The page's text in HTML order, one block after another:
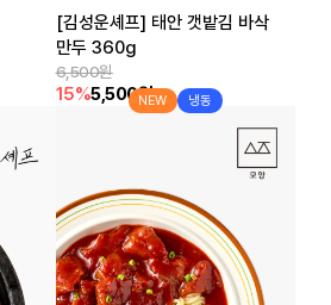
[김성운셰프] 태안 갯밭김 바삭
만두 360g
6,500원
15%5,500원NEW 냉동